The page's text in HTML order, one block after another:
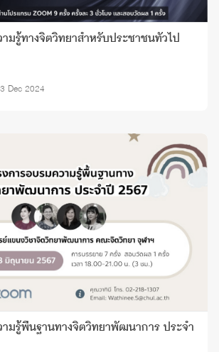
มรู้ทางจิตวิทยาสำหรับประชาชนทั่วไป
Dec 2024
ามรู้พื้นฐานทางจิตวิทยาพัฒนาการ ประจำ